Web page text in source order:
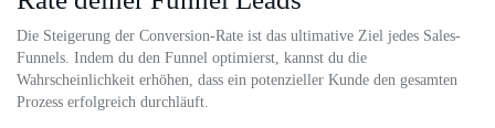
Die Steigerung der Conversion-Rate ist das ultimative Ziel jedes Sales-
Funnels. Indem du den Funnel optimierst, kannst du die
Wahrscheinlichkeit erhöhen, dass ein potenzieller Kunde den gesamten
Prozess erfolgreich durchläuft.